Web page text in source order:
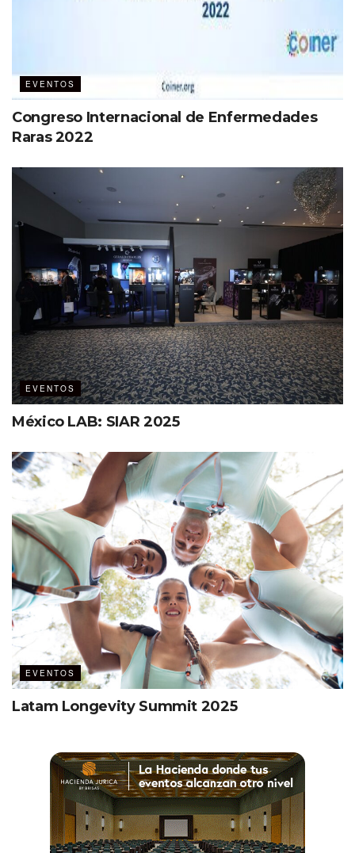
EVENTOS
Congreso Internacional de Enfermedades
Raras 2022
EVENTOS
México LAB: SIAR 2025
EVENTOS
Latam Longevity Summit 2025